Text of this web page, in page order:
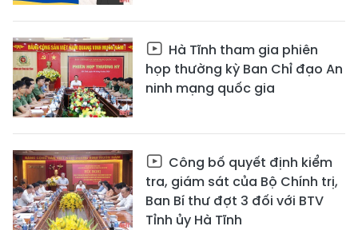
Hà Tĩnh tham gia phiên
họp thường kỳ Ban Chỉ đạo An
ninh mạng quốc gia
Công bố quyết định kiểm
tra, giám sát của Bộ Chính trị,
Ban Bí thư đợt 3 đối với BTV
Tỉnh ủy Hà Tĩnh